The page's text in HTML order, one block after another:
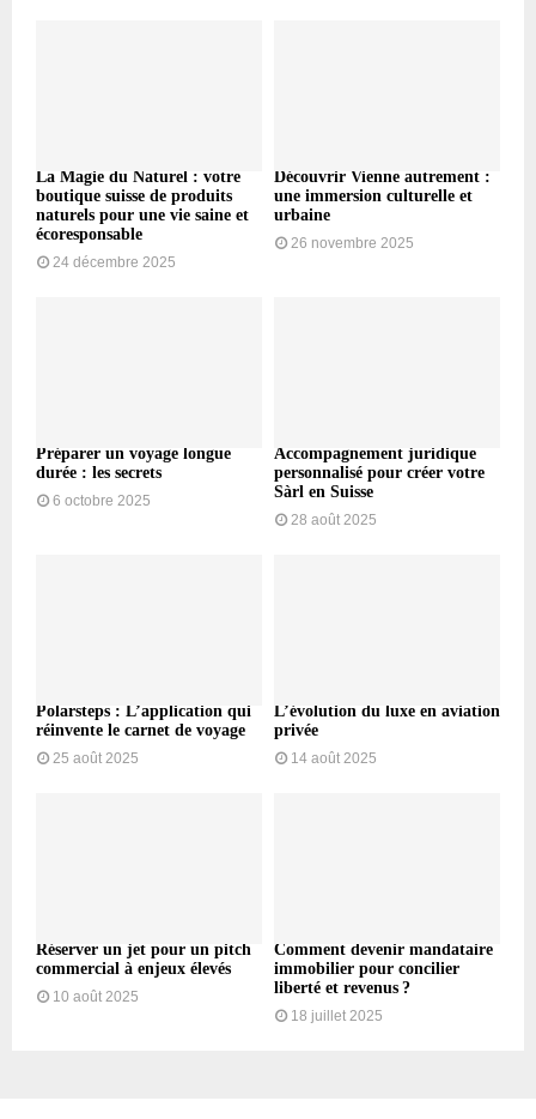
La Magie du Naturel : votre
boutique suisse de produits
naturels pour une vie saine et
écoresponsable
24 décembre 2025
Découvrir Vienne autrement :
une immersion culturelle et
urbaine
26 novembre 2025
Préparer un voyage longue
durée : les secrets
6 octobre 2025
Accompagnement juridique
personnalisé pour créer votre
Sàrl en Suisse
28 août 2025
Polarsteps : L’application qui
réinvente le carnet de voyage
25 août 2025
L’évolution du luxe en aviation
privée
14 août 2025
Réserver un jet pour un pitch
commercial à enjeux élevés
10 août 2025
Comment devenir mandataire
immobilier pour concilier
liberté et revenus ?
18 juillet 2025